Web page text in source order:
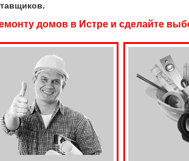
домов в Истре и сделайте